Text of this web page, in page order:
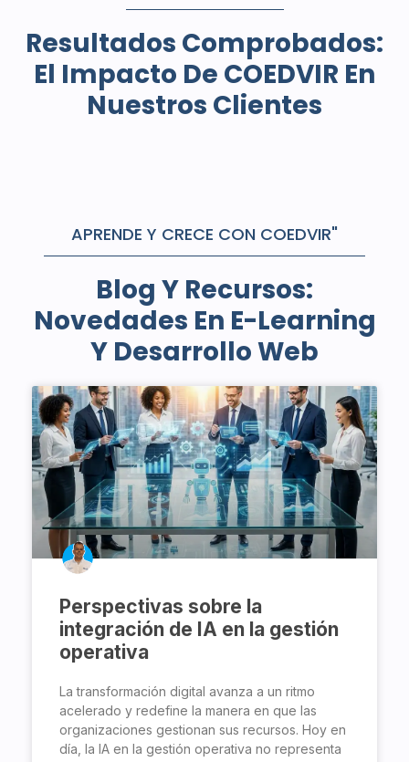
Resultados Comprobados:
El Impacto De COEDVIR En
Nuestros Clientes
APRENDE Y CRECE CON COEDVIR"
Blog Y Recursos:
Novedades En E-Learning
Y Desarrollo Web
Perspectivas sobre la
integración de IA en la gestión
operativa
La transformación digital avanza a un ritmo
acelerado y redefine la manera en que las
organizaciones gestionan sus recursos. Hoy en
día, la IA en la gestión operativa no representa